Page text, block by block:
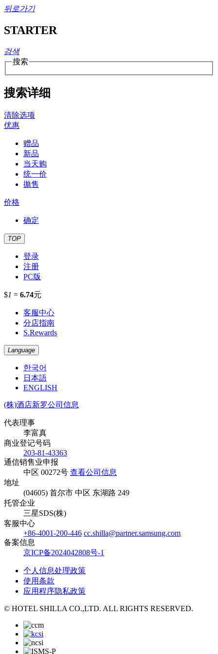
뒤로가기
STARTER
검색
搜索
搜索详细
清除选项
优惠
赠品
新品
当天购
统一价
拋售
价格
确定
TOP
登录
注册
PC版
$1 = 6.74元
客服中心
分店指南
S.Rewards
Language
한국어
日本語
ENGLISH
(株)酒店新罗公司信息
代表理事
李富真
商业登记号码
203-81-43363
通信销售业申报
中区 00272号 查看公司信息
地址
(04605) 首尔市 中区 东湖路 249
托管企业
三星SDS(株)
客服中心
+86-4001-200-446 cc.shilla@partner.samsung.com
备案信息
京ICP备2024042808号-1
个人信息处理政策
使用条款
应用程序隐私政策
© HOTEL SHILLA CO.,LTD. ALL RIGHTS RESERVED.